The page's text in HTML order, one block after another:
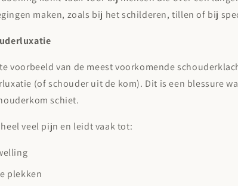
maken, zoals bij het schilderen, tillen of bij
voorbeeld van de meest voorkomende
(of schouder uit de kom). Dit is een blessure
schiet.
veel pijn en leidt vaak tot:
plekken